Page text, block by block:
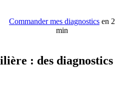
Commander mes diagnostics en 2
min
: des diagnostics